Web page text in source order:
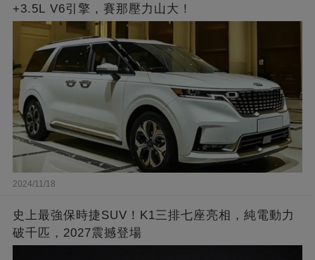
+3.5L V6引擎，賽那壓力山大！
2024/11/18
史上最強保時捷SUV！K1三排七座亮相，純電動力
破千匹，2027震撼登場